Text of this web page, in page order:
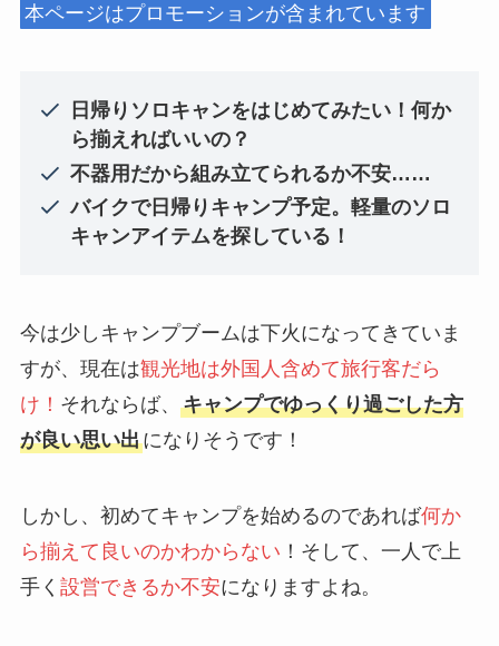
本ページはプロモーションが含まれています
日帰りソロキャンをはじめてみたい！何か
ら揃えればいいの？
不器用だから組み立てられるか不安……
バイクで日帰りキャンプ予定。軽量のソロ
キャンアイテムを探している！
今は少しキャンプブームは下火になってきていま
すが、現在は観光地は外国人含めて旅行客だら
け！ それならば、 キャンプでゆっくり過ごした方
が良い思い出になりそうです！
しかし、初めてキャンプを始めるのであれば何か
ら揃えて良いのかわからない ！そして、一人で上
手く 設営できるか不安になりますよね。